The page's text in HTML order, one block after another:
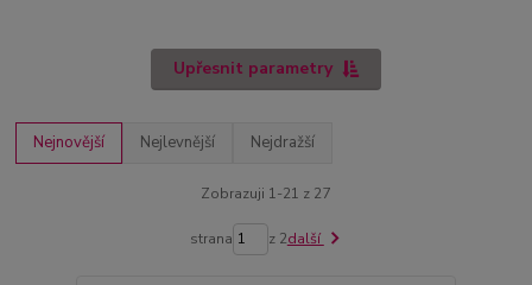
Upřesnit parametry
Nejnovější Nejlevnější Nejdražší
Zobrazuji 1-21 z 27
strana z 2další